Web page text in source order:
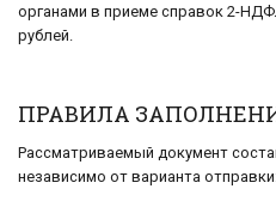
органами в приеме справок 2-
рублей.
ПРАВИЛА
Рассматриваемый документ
независимо от варианта